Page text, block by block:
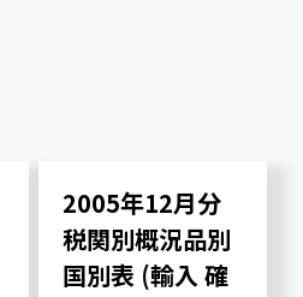
2005年12月分
税関別概況品別
国別表 (輸入 確